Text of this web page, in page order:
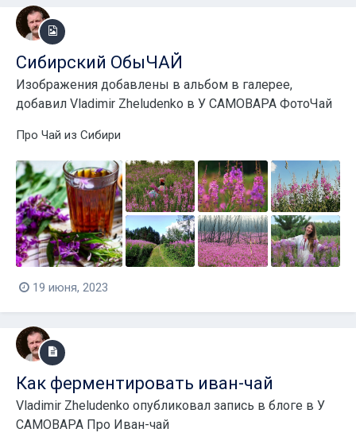
Сибирский ОбыЧАЙ
Изображения добавлены в альбом в галерее,
добавил Vladimir Zheludenko в У САМОВАРА ФотоЧай
Про Чай из Сибири
19 июня, 2023
Как ферментировать иван-чай
Vladimir Zheludenko опубликовал запись в блоге в У
САМОВАРА Про Иван-чай